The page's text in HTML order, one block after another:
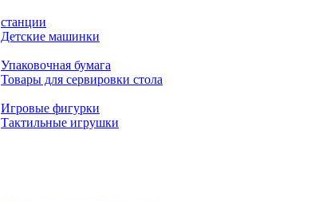
станции
Детские машинки
Упаковочная бумага
Товары для сервировки стола
Игровые фигурки
Тактильные игрушки